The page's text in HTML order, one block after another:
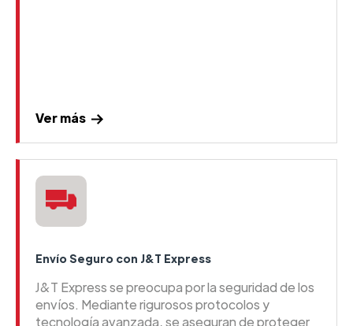
Ver más
Envío Seguro con J&T Express
J&T Express se preocupa por la seguridad de los
envíos. Mediante rigurosos protocolos y
tecnología avanzada, se aseguran de proteger